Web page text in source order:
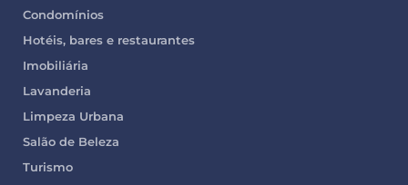
Condomínios
Hotéis, bares e restaurantes
Imobiliária
Lavanderia
Limpeza Urbana
Salão de Beleza
Turismo